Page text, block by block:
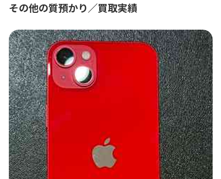
その他の質預かり／買取実績